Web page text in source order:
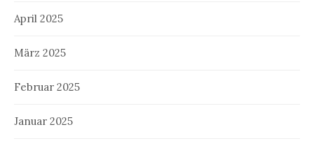
April 2025
März 2025
Februar 2025
Januar 2025